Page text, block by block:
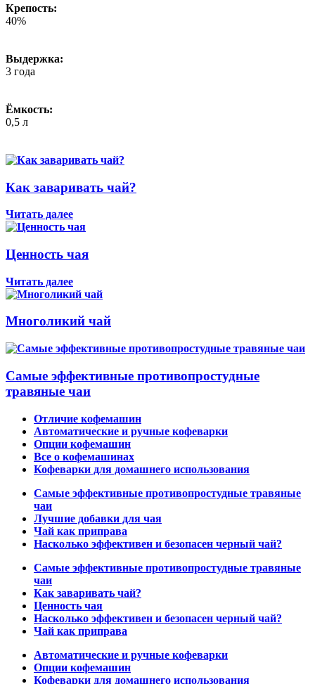
Крепость:
40%
Выдержка:
3 года
Ёмкость:
0,5 л
Как заваривать чай?
Читать далее
Ценность чая
Читать далее
Многоликий чай
Самые эффективные противопростудные
травяные чаи
Отличие кофемашин
Автоматические и ручные кофеварки
Опции кофемашин
Все о кофемашинах
Кофеварки для домашнего использования
Самые эффективные противопростудные травяные
чаи
Лучшие добавки для чая
Чай как приправа
Насколько эффективен и безопасен черный чай?
Самые эффективные противопростудные травяные
чаи
Как заваривать чай?
Ценность чая
Насколько эффективен и безопасен черный чай?
Чай как приправа
Автоматические и ручные кофеварки
Опции кофемашин
Кофеварки для домашнего использования